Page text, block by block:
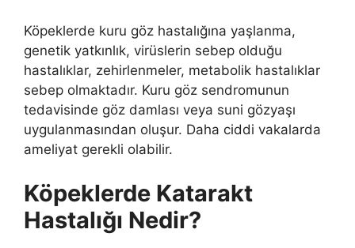
Köpeklerde kuru göz hastalığına yaşlanma,
genetik yatkınlık, virüslerin sebep olduğu
hastalıklar, zehirlenmeler, metabolik hastalıklar
sebep olmaktadır. Kuru göz sendromunun
tedavisinde göz damlası veya suni gözyaşı
uygulanmasından oluşur. Daha ciddi vakalarda
ameliyat gerekli olabilir.
Köpeklerde Katarakt
Hastalığı Nedir?